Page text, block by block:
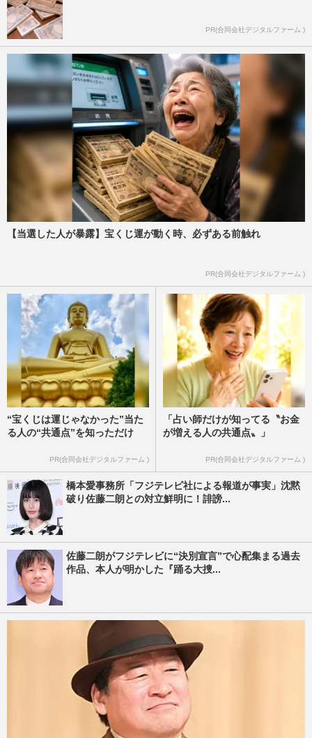
PR(合同会社デジタルファーム )
【当選した人が暴露】宝くじ運が動く時、必ずある前触れ
PR(合同会社デジタルファーム )
“宝くじは運じゃなかった”当た
る人の“共通点”を知っただけ
PR(合同会社デジタルファーム )
「占い師だけが知ってる〝お金
が増える人の共通点〟」
PR(合同会社デジタルファーム )
橋本愛事務所「フジテレビ社による報道が事実」沈黙
破り佐藤二朗との対立鮮明に！誹謗...
佐藤二朗がフジテレビに“決別宣言”で心配集まる過去
作品、本人が明かした『踊る大捜...